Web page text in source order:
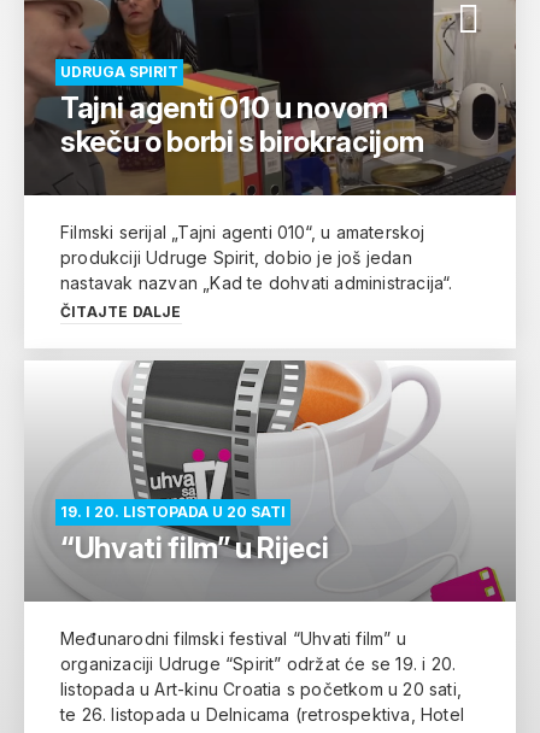
UDRUGA SPIRIT
Tajni agenti 010 u novom
skeču o borbi s birokracijom
Filmski serijal „Tajni agenti 010“, u amaterskoj
produkciji Udruge Spirit, dobio je još jedan
nastavak nazvan „Kad te dohvati administracija“.
ČITAJTE DALJE
19. I 20. LISTOPADA U 20 SATI
“Uhvati film” u Rijeci
Međunarodni filmski festival “Uhvati film” u
organizaciji Udruge “Spirit” održat će se 19. i 20.
listopada u Art-kinu Croatia s početkom u 20 sati,
te 26. listopada u Delnicama (retrospektiva, Hotel